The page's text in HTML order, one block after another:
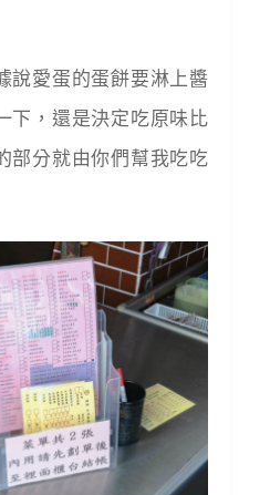
說愛蛋的蛋餅要淋上醬
下，還是決定吃原味比
部分就由你們幫我吃吃